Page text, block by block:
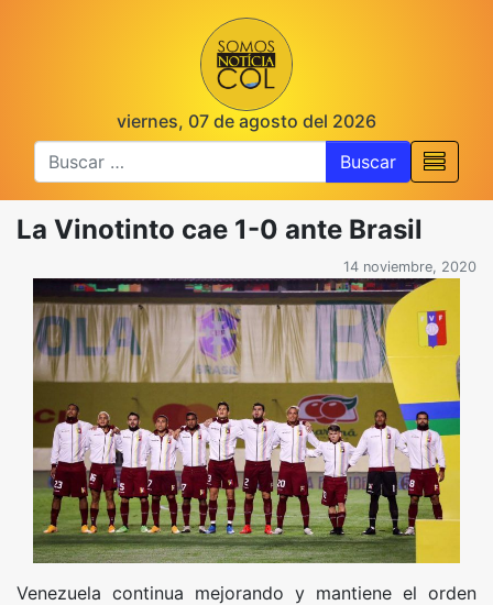
viernes, 07 de agosto del 2026
Buscar
La Vinotinto cae 1-0 ante Brasil
14 noviembre, 2020
Venezuela continua mejorando y mantiene el orden